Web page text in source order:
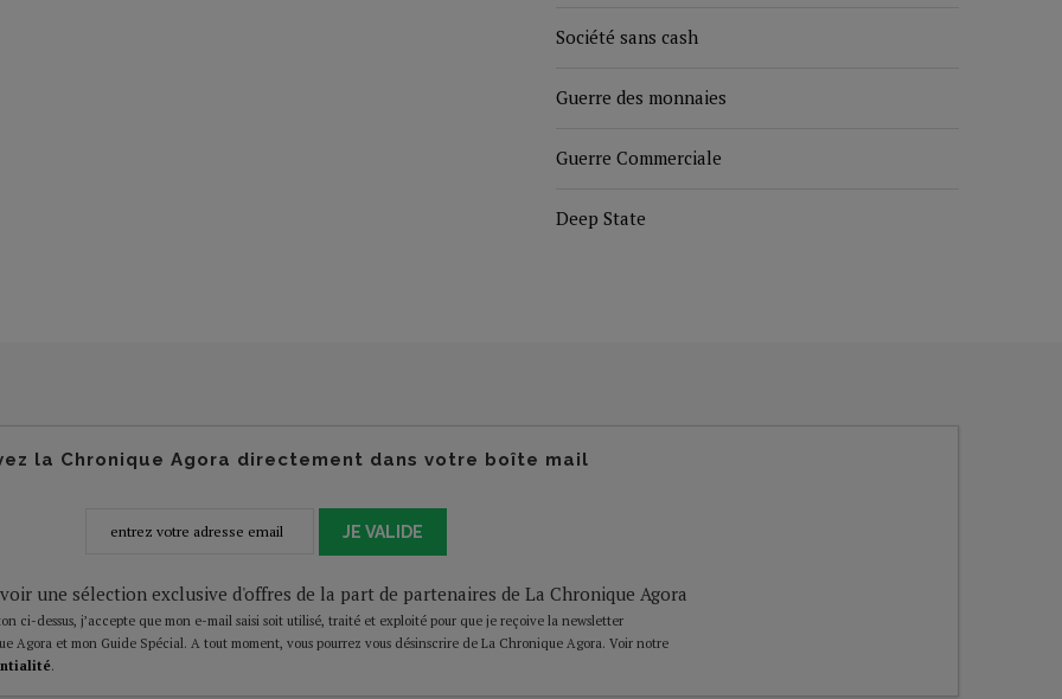
Société sans cash
Guerre des monnaies
Guerre Commerciale
Deep State
la Chronique Agora directement dans votre boîte mail
JE VALIDE
une sélection exclusive d'offres de la part de partenaires de La Chronique Agora
ci-dessus, j’accepte que mon e-mail saisi soit utilisé, traité et exploité pour que je reçoive la newsletter
Agora et mon Guide Spécial. A tout moment, vous pourrez vous désinscrire de La Chronique Agora. Voir notre
.